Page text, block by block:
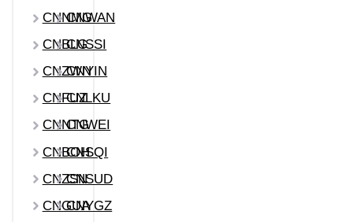
CNNMG
CNWAN
CNBLG
CNSSI
CNZWN
CNYIN
CNFUZCNLKU
CNNTG
CNWEI
CNBOH
CNSQI
CNZSNCNSUD
CNGUACNYGZ